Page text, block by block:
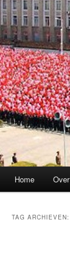
Home
TAG ARCHIEVEN: